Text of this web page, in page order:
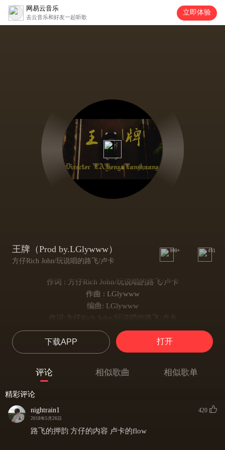
网易云音乐
去云音乐和好友一起听歌
立即体验
王牌（Prod by.LGlywww）
方仔Rich John/玩说唱的路飞/卢卡
999+ 451
作词 : 方仔Rich John/玩说唱的路飞/卢卡
作曲 : LGlywww
编曲: LGlywww
作词:方仔Rich John/玩说唱的路飞/卢卡
演唱:方仔Rich John/玩说唱的路飞/卢卡
缩混：AirM
软件母带：AirM
他们在背后都不停的评价你
嘿 boy 阴招防着备
下载APP 打开
评论 相似歌曲 相似歌单
精彩评论
nightrain1
2018年5月26日
420
路飞的押韵 方仔的内容 卢卡的flow